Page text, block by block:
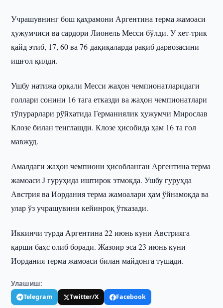
Учрашувнинг бош қаҳрамони Аргентина терма жамоаси
ҳужумчиси ва сардори Лионель Месси бўлди. У хет-трик
қайд этиб, 17, 60 ва 76-дақиқаларда рақиб дарвозасини
ишғол қилди.
Ушбу натижа орқали Месси жаҳон чемпионатларидаги
голлари сонини 16 тага етказди ва жаҳон чемпионатлари
тўпурарлари рўйхатида Германиялик ҳужумчи Мирослав
Клозе билан тенглашди. Клозе ҳисобида ҳам 16 та гол
мавжуд.
Амалдаги жаҳон чемпиони ҳисобланган Аргентина терма
жамоаси J гуруҳида иштирок этмоқда. Ушбу гуруҳда
Австрия ва Иордания терма жамоалари ҳам ўйнамоқда ва
улар ўз учрашувини кейинроқ ўтказади.
Иккинчи турда Аргентина 22 июнь куни Австрияга
қарши баҳс олиб боради. Жазоир эса 23 июнь куни
Иордания терма жамоаси билан майдонга тушади.
Улашиш:
Telegram Twitter/X
Facebook